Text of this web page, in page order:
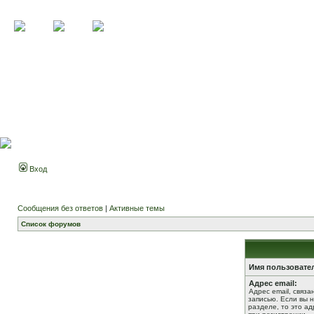
Вход
Сообщения без ответов | Активные темы
Список форумов
Имя
Адрес email:
Адрес email,
записью. Если вы
разделе, то это